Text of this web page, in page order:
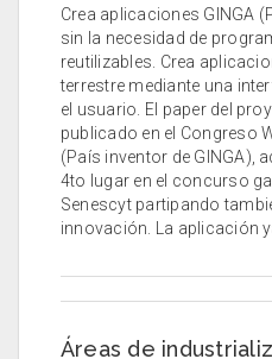
Crea aplicaciones GINGA
sin la necesidad de
reutilizables. Crea
terrestre mediante una
el usuario. El paper del
publicado en el Congreso
(País inventor de GINGA),
4to lugar en el concurso
Senescyt partipando
innovación. La aplicación
Áreas de